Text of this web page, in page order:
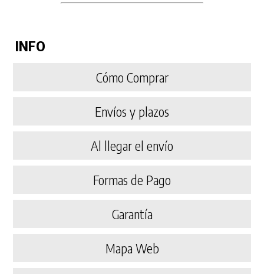
INFO
Cómo Comprar
Envíos y plazos
Al llegar el envío
Formas de Pago
Garantía
Mapa Web